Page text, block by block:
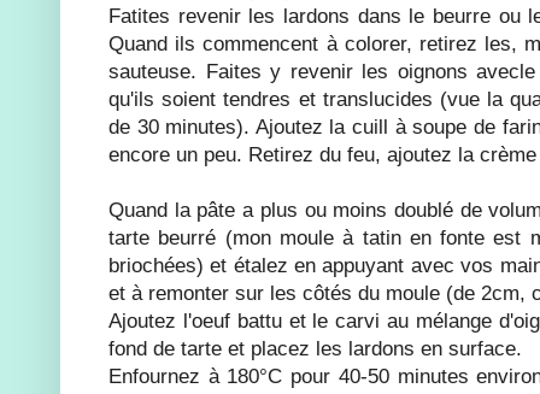
Fatites revenir les lardons dans le beurre ou
Quand ils commencent à colorer, retirez les,
sauteuse. Faites y revenir les oignons
qu'ils soient tendres et translucides (vue la
de 30 minutes). Ajoutez la cuill à soupe de
encore un peu. Retirez du feu, ajoutez la
Quand la pâte a plus ou moins doublé de
tarte beurré (mon moule à tatin en fonte est
briochées) et étalez en appuyant avec vos
et à remonter sur les côtés du moule (de 2cm,
Ajoutez l'oeuf battu et le carvi au mélange
fond de tarte et placez les lardons en surface.
Enfournez à 180°C pour 40-50 minutes